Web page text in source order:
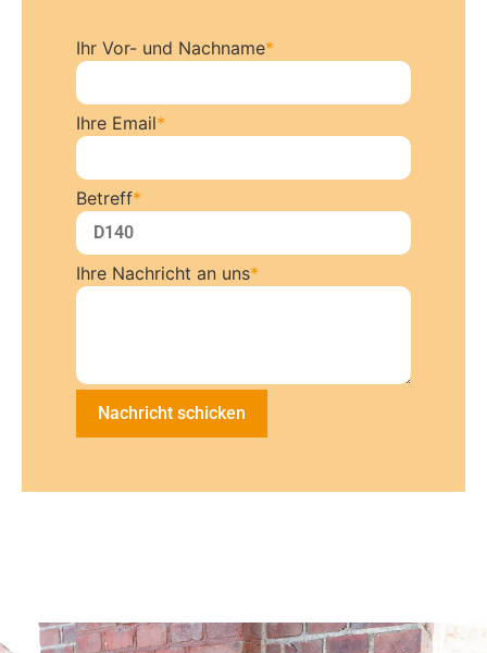
Ihr Vor- und Nachname*
Ihre Email*
Betreff*
Ihre Nachricht an uns*
Nachricht schicken